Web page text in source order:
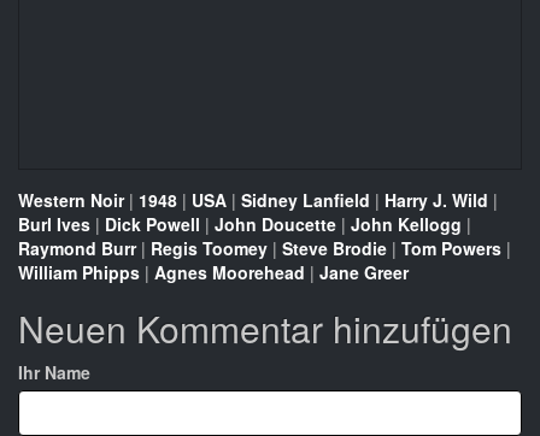
Western Noir| 1948 | USA | Sidney Lanfield | Harry J. Wild |
Burl Ives | Dick Powell | John Doucette | John Kellogg |
Raymond Burr| Regis Toomey | Steve Brodie | Tom Powers |
William Phipps | Agnes Moorehead | Jane Greer
Neuen Kommentar hinzufügen
Ihr Name